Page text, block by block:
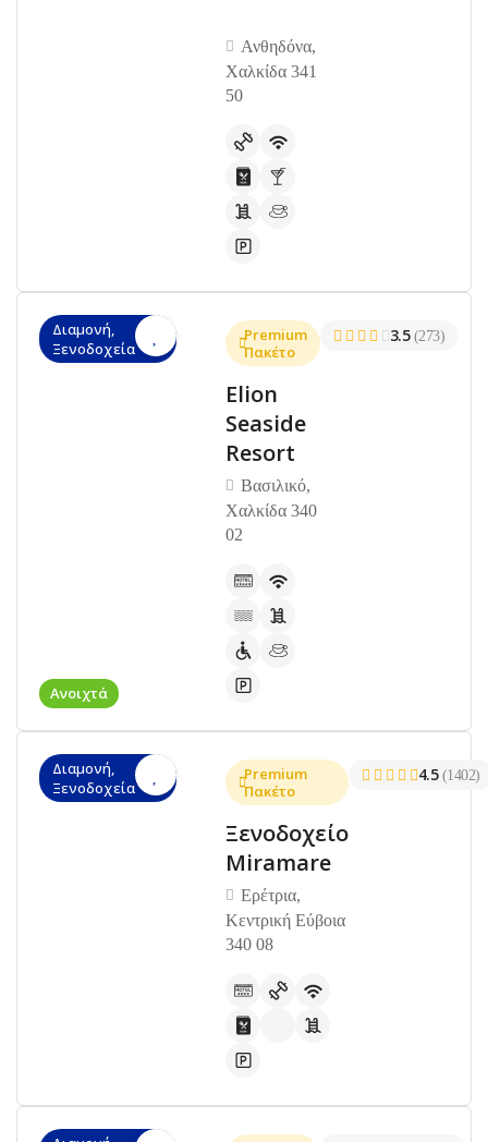
Ανθηδόνα,
Χαλκίδα 341
50
Ανοιχτά
Διαμονή,
Ξενοδοχεία
Premium
Πακέτο
Elion
Seaside
Resort
Βασιλικό,
Χαλκίδα 340
02
3.5 (273)
Διαμονή,
Ξενοδοχεία
Premium
Πακέτο
Ξενοδοχείο
Miramare
Ερέτρια,
Κεντρική Εύβοια
340 08
4.5 (1402)